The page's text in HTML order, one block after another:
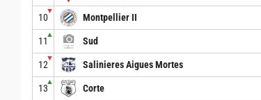
10
▼
Montpellier II
11
▲
Sud
12
▼
Salinieres Aigues Mortes
13
▲
Corte